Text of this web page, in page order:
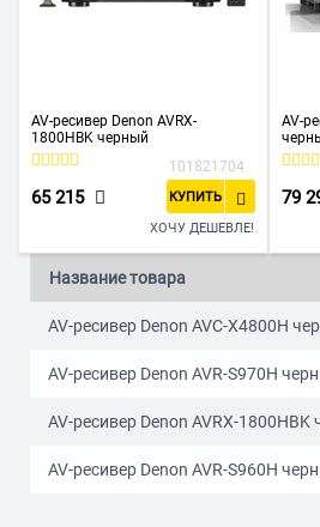
AV-ресивер Denon AVRX-
1800HBK черный
101821704
65 215 КУПИТЬ
ХОЧУ ДЕШЕВЛЕ!
AV-
79
Название товара
AV-ресивер Denon AVC-X4800H
AV-ресивер Denon AVR-S970H
AV-ресивер Denon AVRX-1800HBK
AV-ресивер Denon AVR-S960H